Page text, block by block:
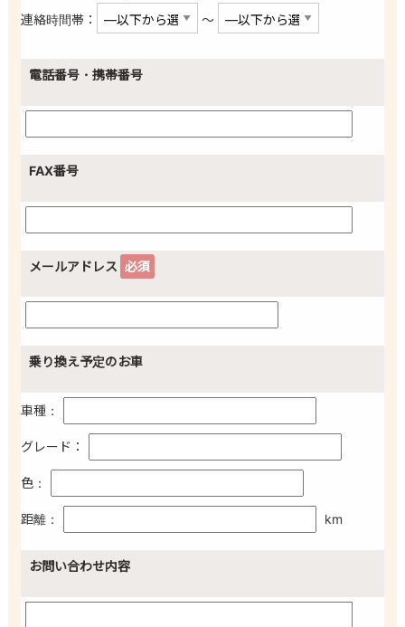
連絡時間帯： 〜
電話番号・携帯番号
FAX番号
メールアドレス 必須
乗り換え予定のお車
車種：
グレード：
色：
距離： km
お問い合わせ内容